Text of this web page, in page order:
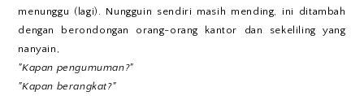
menunggu (lagi). Nungguin sendiri masih mending, ini ditambah
dengan berondongan orang-orang kantor dan sekeliling yang
nanyain,
"Kapan pengumuman?"
"Kapan berangkat?"